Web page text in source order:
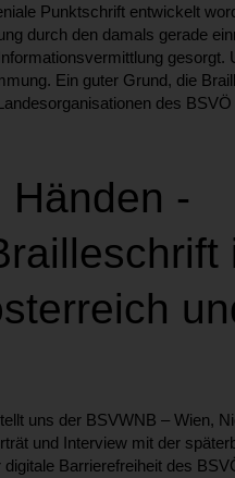
Punktschrift entwickelt
durch den damals gerade
gesorgt.
Ein guter Grund, die
des
Händen -
uns der BSVWNB – Wien,
und Interview mit der
Barrierefreiheit des